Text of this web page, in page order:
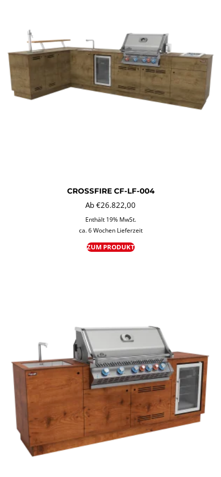
CROSSFIRE CF-LF-004
Ab €26.822,00
Enthält 19% MwSt.
ca. 6 Wochen Lieferzeit
ZUM PRODUKT